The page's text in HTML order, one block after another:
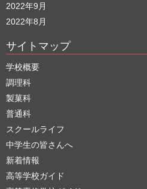
2022年9月
2022年8月
サイトマップ
学校概要
調理科
製菓科
普通科
スクールライフ
中学生の皆さんへ
新着情報
高等学校ガイド